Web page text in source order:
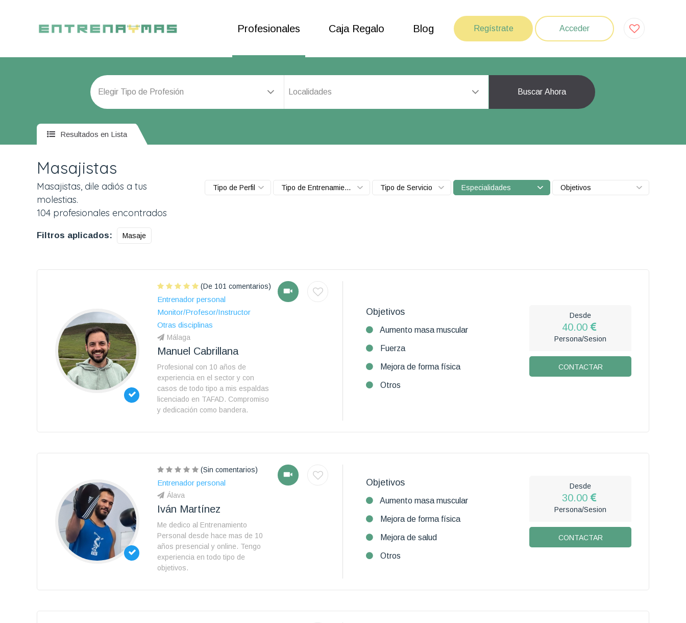
Profesionales Caja Regalo Blog Regístrate Acceder
Localidades Buscar Ahora
Resultados en Lista
Masajistas
Masajistas, dile adiós a tus
molestias.
104 profesionales encontrados
Tipo de Perfil Tipo de Entrenamiento Tipo de Servicio Especialidades Objetivos
Filtros aplicados: Masaje
(De 101 comentarios)
Entrenador personal
Monitor/Profesor/Instructor
Otras disciplinas
Málaga
Manuel Cabrillana
Profesional con 10 años de
experiencia en el sector y con
casos de todo tipo a mis espaldas
licenciado en TAFAD. Compromiso
y dedicación como bandera.
Objetivos
Aumento masa muscular
Fuerza
Mejora de forma física
Otros
Desde
40.00
Persona/Sesion
CONTACTAR
(Sin comentarios)
Entrenador personal
Álava
Iván Martínez
Me dedico al Entrenamiento
Personal desde hace mas de 10
años presencial y online. Tengo
experiencia en todo tipo de
objetivos.
Objetivos
Aumento masa muscular
Mejora de forma física
Mejora de salud
Otros
Desde
30.00
Persona/Sesion
CONTACTAR